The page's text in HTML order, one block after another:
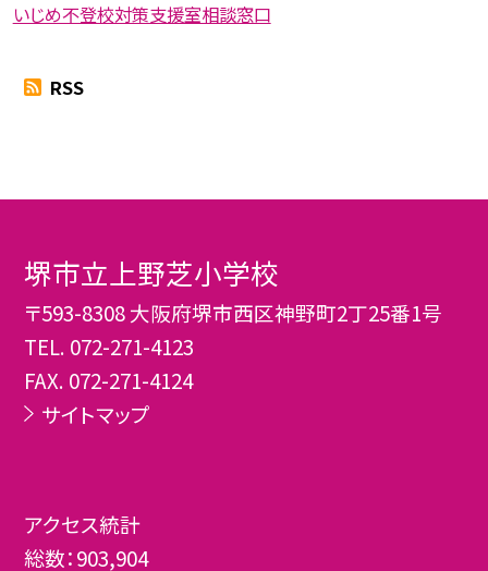
いじめ不登校対策支援室相談窓口
RSS
堺市立上野芝小学校
〒593-8308 大阪府堺市西区神野町2丁25番1号
TEL. 072-271-4123
FAX. 072-271-4124
サイトマップ
アクセス統計
総数：903,904